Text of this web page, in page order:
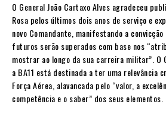
O General João Cartaxo Alves agradeceu
Rosa pelos últimos dois anos de serviço e
novo Comandante, manifestando a
futuros serão superados com base nos
mostrar ao longo da sua carreira militar”. O
a BA11 está destinada a ter uma relevância
Força Aérea, alavancada pelo “valor, a
competência e o saber” dos seus elementos.